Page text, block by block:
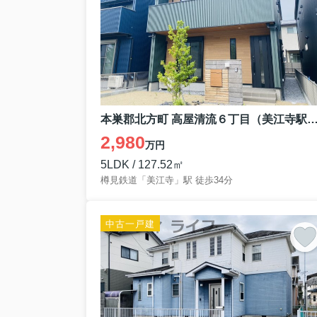
本巣郡北方町 高屋清流６丁目（美江寺
2,980万円
5LDK / 127.52㎡
樽見鉄道「美江寺」駅 徒歩34分
中古一戸建